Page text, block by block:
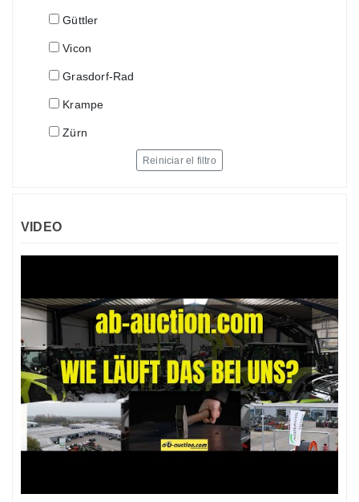
Güttler
Vicon
Grasdorf-Rad
Krampe
Zürn
Reiniciar el filtro
VIDEO